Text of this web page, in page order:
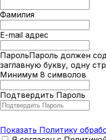
Фамилия
E-mail адрес
ПарольПароль должен
заглавную букву, одну
Минимум 8 символов
Подтвердить Пароль
Показать Политику